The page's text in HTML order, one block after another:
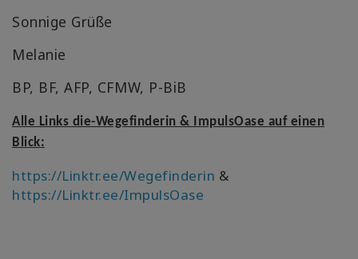
Sonnige Grüße
Melanie
BP, BF, AFP, CFMW, P-BiB
Alle Links die-Wegefinderin & ImpulsOase auf einen
Blick:
https://Linktr.ee/Wegefinderin &
https://Linktr.ee/ImpulsOase